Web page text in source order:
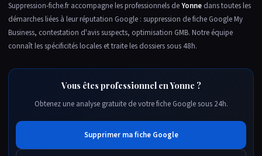
Suppression-fiche.fr accompagne les professionnels deYonne dans toutes les
démarches liées à leur réputation Google : suppression de fiche Google My
Business, contestation d'avis suspects, optimisation GMB. Notre équipe
connaît les spécificités locales et traite les dossiers sous 48h.
Vous êtes professionnel en Yonne ?
Obtenez une analyse gratuite de votre fiche Google sous 24h.
Supprimer ma fiche Google